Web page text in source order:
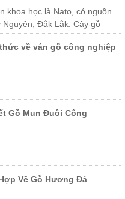
khoa học là Nato, có nguồn
Đắk Lắk. Cây gỗ
Việt Nam như Khánh Hòa,
về ván gỗ công nghiệp
Gỗ Mun Đuôi Công
Về Gỗ Hương Đá